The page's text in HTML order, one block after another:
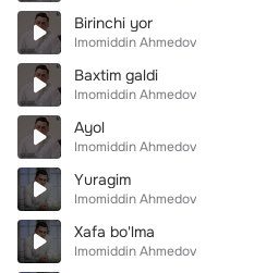
Birinchi yor
Imomiddin Ahmedov
Baxtim galdi
Imomiddin Ahmedov
Ayol
Imomiddin Ahmedov
Yuragim
Imomiddin Ahmedov
Xafa bo'lma
Imomiddin Ahmedov